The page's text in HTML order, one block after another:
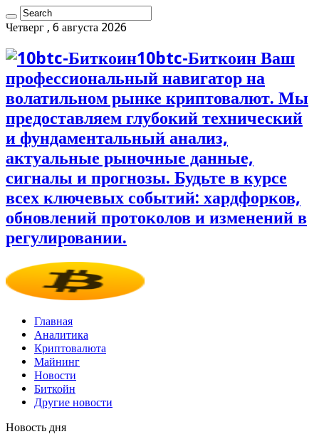
Четверг , 6 августа 2026
10btc-Биткоин Ваш
профессиональный навигатор на
волатильном рынке криптовалют. Мы
предоставляем глубокий технический
и фундаментальный анализ,
актуальные рыночные данные,
сигналы и прогнозы. Будьте в курсе
всех ключевых событий: хардфорков,
обновлений протоколов и изменений в
регулировании.
Главная
Аналитика
Криптовалюта
Майнинг
Новости
Биткойн
Другие новости
Новость дня